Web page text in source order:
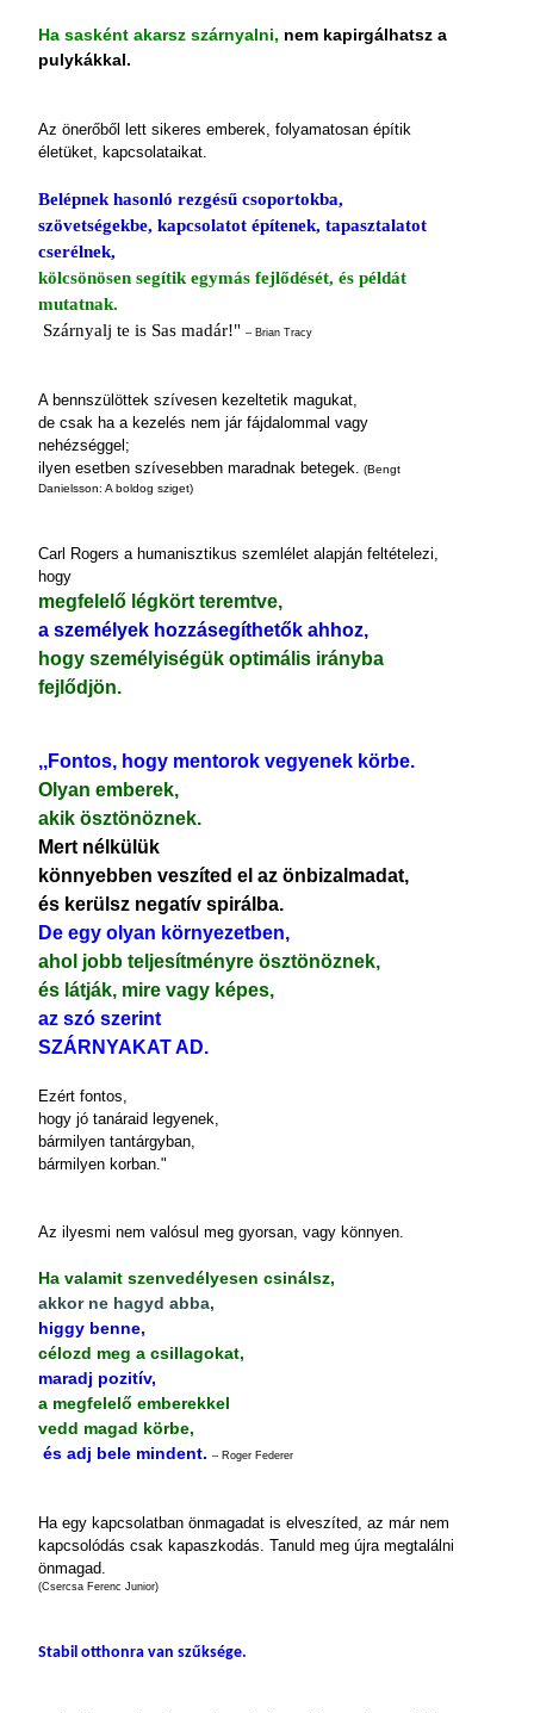
Ha sasként akarsz szárnyalni, nem kapirgálhatsz a
pulykákkal.
Az önerőből lett sikeres emberek, folyamatosan építik
életüket, kapcsolataikat.
Belépnek hasonló rezgésű csoportokba,
szövetségekbe, kapcsolatot építenek, tapasztalatot
cserélnek,
kölcsönösen segítik egymás fejlődését, és példát
mutatnak.
Szárnyalj te is Sas madár!" – Brian Tracy
A bennszülöttek szívesen kezeltetik magukat,
de csak ha a kezelés nem jár fájdalommal vagy
nehézséggel;
ilyen esetben szívesebben maradnak betegek. (Bengt
Danielsson: A boldog sziget)
Carl Rogers a humaniszti­kus szemlélet alapján feltételezi,
hogy
megfelelő légkört teremtve,
a személyek hozzásegíthetők ahhoz,
hogy személyiségük optimális irányba
fejlődjön.
,,Fontos, hogy mentorok vegyenek körbe.
Olyan emberek,
akik ösztönöznek.
Mert nélkülük
könnyebben veszíted el az önbizalmadat,
és kerülsz negatív spirálba.
De egy olyan környezetben,
ahol jobb teljesítményre ösztönöznek,
és látják, mire vagy képes,
az szó szerint
SZÁRNYAKAT AD.
Ezért fontos,
hogy jó tanáraid legyenek,
bármilyen tantárgyban,
bármilyen korban."
Az ilyesmi nem valósul meg gyorsan, vagy könnyen.
Ha valamit szenvedélyesen csinálsz,
akkor ne hagyd abba,
higgy benne,
célozd meg a csillagokat,
maradj pozitív,
a megfelelő emberekkel
vedd magad körbe,
és adj bele mindent. – Roger Federer
Ha egy kapcsolatban önmagadat is elveszíted, az már nem
kapcsolódás csak kapaszkodás. Tanuld meg újra megtalálni
önmagad.
(Csercsa Ferenc Junior)
Stabil otthonra van szűksége.